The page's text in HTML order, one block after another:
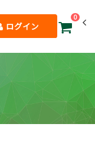
ログイン
0